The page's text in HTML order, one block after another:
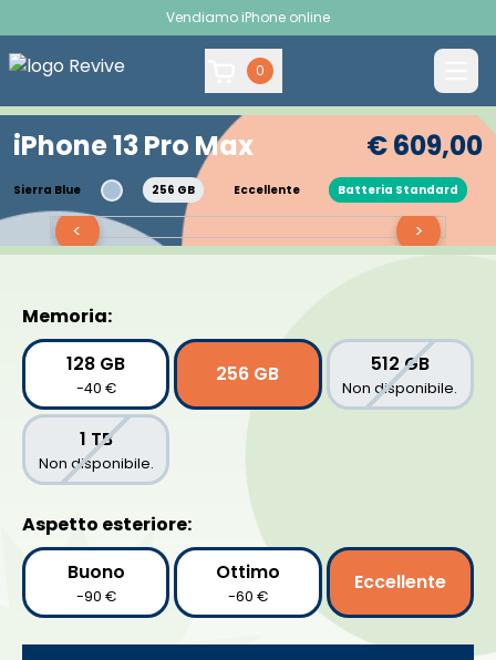
Vendiamo iPhone online
0
iPhone 13 Pro Max € 609,00
Sierra Blue 256 GB Eccellente Batteria Standard
>
<
Memoria:
128 GB
-40 €
256 GB 512 GB
Non disponibile.
1 TB
Non disponibile.
Aspetto esteriore:
Buono
-90 €
Ottimo
-60 €
Eccellente